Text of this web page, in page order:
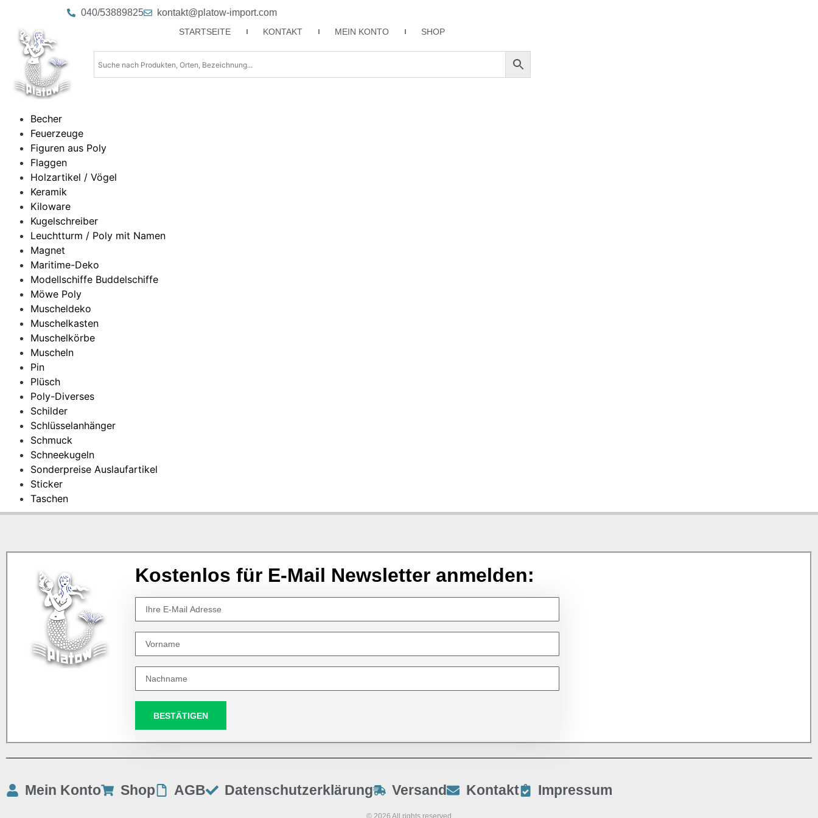
040/53889825 kontakt@platow-import.com
STARTSEITE KONTAKT MEIN KONTO SHOP
Becher
Feuerzeuge
Figuren aus Poly
Flaggen
Holzartikel / Vögel
Keramik
Kiloware
Kugelschreiber
Leuchtturm / Poly mit Namen
Magnet
Maritime-Deko
Modellschiffe Buddelschiffe
Möwe Poly
Muscheldeko
Muschelkasten
Muschelkörbe
Muscheln
Pin
Plüsch
Poly-Diverses
Schilder
Schlüsselanhänger
Schmuck
Schneekugeln
Sonderpreise Auslaufartikel
Sticker
Taschen
Kostenlos für E-Mail Newsletter anmelden:
BESTÄTIGEN
Mein Konto Shop AGB Datenschutzerklärung Versand Kontakt Impressum